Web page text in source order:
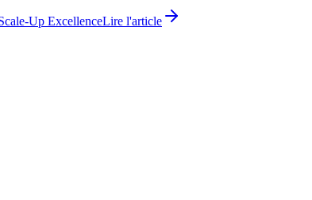
Up ExcellenceLire l'article